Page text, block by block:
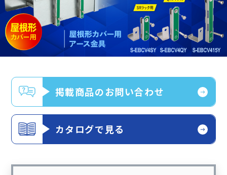
掲載商品のお問い合わせ
カタログで見る